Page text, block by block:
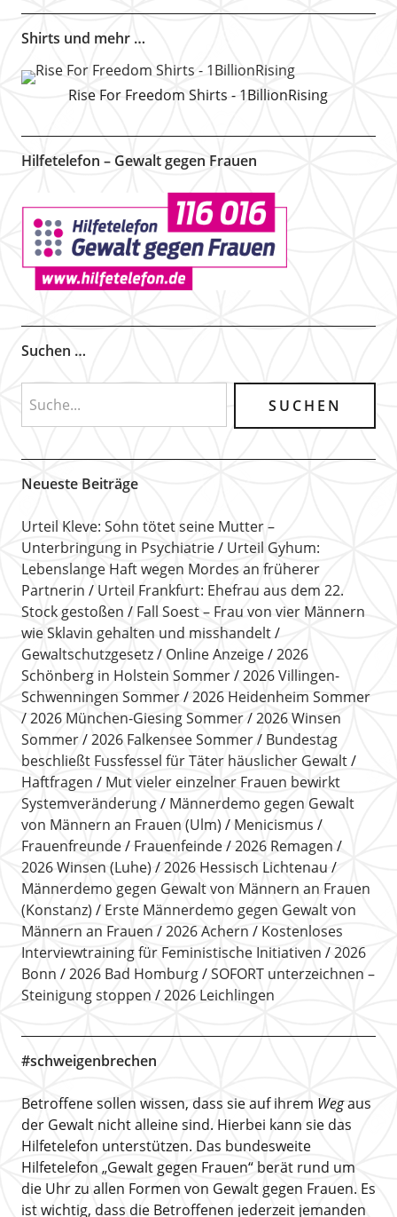
Shirts und mehr …
Rise For Freedom Shirts - 1BillionRising
Hilfetelefon – Gewalt gegen Frauen
Suchen …
Neueste Beiträge
Urteil Kleve: Sohn tötet seine Mutter –
Unterbringung in Psychiatrie
Urteil Gyhum:
Lebenslange Haft wegen Mordes an früherer
Partnerin
Urteil Frankfurt: Ehefrau aus dem 22.
Stock gestoßen
Fall Soest – Frau von vier Männern
wie Sklavin gehalten und misshandelt
Gewaltschutzgesetz
Online Anzeige
2026
Schönberg in Holstein Sommer
2026 Villingen-
Schwenningen Sommer
2026 Heidenheim Sommer
2026 München-Giesing Sommer
2026 Winsen
Sommer
2026 Falkensee Sommer
Bundestag
beschließt Fussfessel für Täter häuslicher Gewalt
Haftfragen
Mut vieler einzelner Frauen bewirkt
Systemveränderung
Männerdemo gegen Gewalt
von Männern an Frauen (Ulm)
Menicismus
Frauenfreunde
Frauenfeinde
2026 Remagen
2026 Winsen (Luhe)
2026 Hessisch Lichtenau
Männerdemo gegen Gewalt von Männern an Frauen
(Konstanz)
Erste Männerdemo gegen Gewalt von
Männern an Frauen
2026 Achern
Kostenloses
Interviewtraining für Feministische Initiativen
2026
Bonn
2026 Bad Homburg
SOFORT unterzeichnen –
Steinigung stoppen
2026 Leichlingen
#schweigenbrechen
Betroffene sollen wissen, dass sie auf ihrem Wegaus
der Gewalt nicht alleine sind. Hierbei kann sie das
Hilfetelefon unterstützen. Das bundesweite
Hilfetelefon „Gewalt gegen Frauen“ berät rund um
die Uhr zu allen Formen von Gewalt gegen Frauen. Es
ist wichtig, dass die Betroffenen jederzeit jemanden